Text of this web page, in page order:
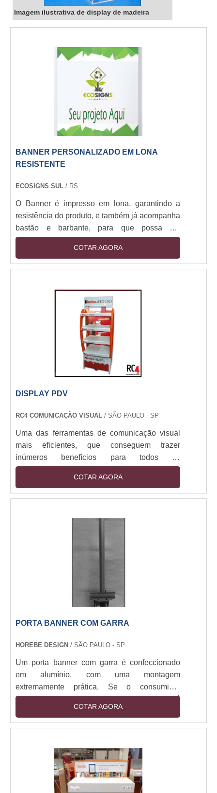
Imagem ilustrativa de display de madeira
BANNER PERSONALIZADO EM LONA
RESISTENTE
ECOSIGNS SUL / RS
O Banner é impresso em lona, garantindo a
resistência do produto, e também já acompanha
bastão e barbante, para que possa ser
pendurado no local desejado.
COTAR AGORA
DISPLAY PDV
RC4 COMUNICAÇÃO VISUAL / SÃO PAULO - SP
Uma das ferramentas de comunicação visual
mais eficientes, que conseguem trazer
inúmeros benefícios para todos os
estabelecimentos que fazem sua utilização é o
display PDV. Os displays podem ser
produzidos em diversos tamanhos, formatos e
de clientes para que estes se sintam atraídos
COTAR AGORA
PORTA BANNER COM GARRA
HOREBE DESIGN / SÃO PAULO - SP
Um porta banner com garra é confeccionado
em alumínio, com uma montagem
extremamente prática. Se o consumidor
trabalhar com eventos, ele com certeza já
precisou ou ainda vai precisar de um. O
material possui tecnologia encantadora e é
marca, patrocinadores ou comemorações
especiais.Locais que fazem uso do porta
banner com garra Casamentos, Coletiva de
COTAR AGORA